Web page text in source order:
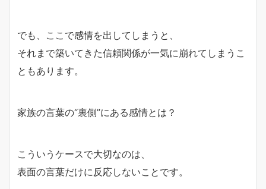
でも、ここで感情を出してしまうと、
それまで築いてきた信頼関係が一気に崩れてしまうこ
ともあります。
家族の言葉の“裏側”にある感情とは？
こういうケースで大切なのは、
表面の言葉だけに反応しないことです。